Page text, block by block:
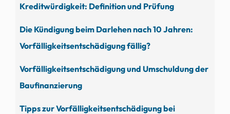
Kreditwürdigkeit: Definition und Prüfung
Die Kündigung beim Darlehen nach 10 Jahren:
Vorfälligkeitsentschädigung fällig?
Vorfälligkeitsentschädigung und Umschuldung der
Baufinanzierung
Tipps zur Vorfälligkeitsentschädigung bei